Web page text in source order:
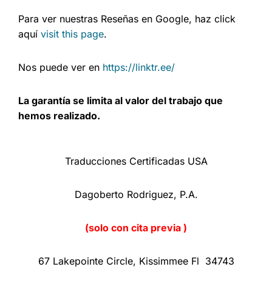
Para ver nuestras Reseñas en Google, haz click
aquí visit this page.
Nos puede ver en https://linktr.ee/
La garantía se limita al valor del trabajo que
hemos realizado.
Traducciones Certificadas USA
Dagoberto Rodriguez, P.A.
(solo con cita previa )
67 Lakepointe Circle, Kissimmee Fl 34743